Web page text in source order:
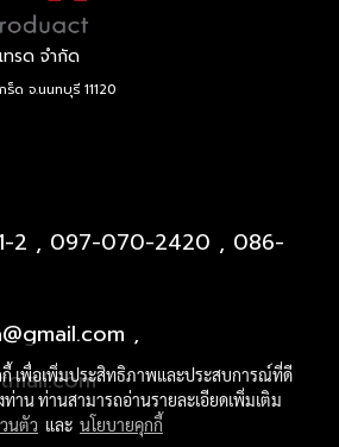
ทรด จำกัด
ร็ด จ.นนทบุรี 11120
2 , 097-070-2420 , 086-
,
กี้ เพื่อเพิ่มประสิทธิภาพและประสบการณ์ที่ดี
ท่าน ท่านสามารถอ่านรายละเอียดเพิ่มเติม
นตัว และ นโยบายคุกกี้